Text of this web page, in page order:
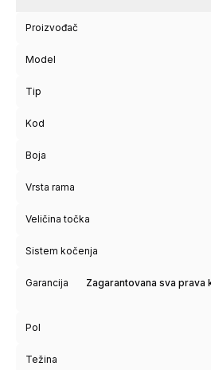
Proizvođač
Model
Tip
Kod
Boja
Vrsta rama
Veličina točka
Sistem kočenja
Garancija
Zagarantovana sva prava
Pol
Težina